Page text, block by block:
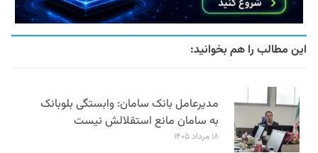
این مطالب را هم بخوانید:
مدیرعامل بانک سامان: وابستگی بلوبانک
به سامان مانع استقلالش نیست
۱۸ مرداد ۱۴۰۵